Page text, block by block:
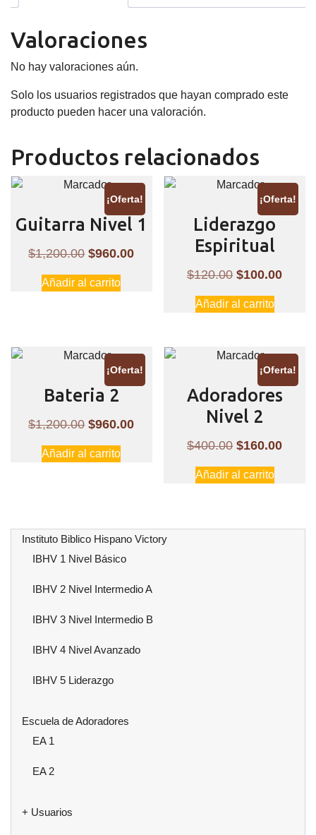
Valoraciones
No hay valoraciones aún.
Solo los usuarios registrados que hayan comprado este
producto pueden hacer una valoración.
Productos relacionados
¡Oferta!
Guitarra Nivel 1
$1,200.00 El
precio
original
$960.00El
Añadir al carrito
¡Oferta!
Liderazgo
Espiritual
$120.00 El
precio
original
$120.00.
$100.00El
Añadir al carrito
¡Oferta!
Bateria 2
$1,200.00 El
precio
original
$960.00El
Añadir al carrito
¡Oferta!
Adoradores
Nivel 2
$400.00 El
precio
original
$160.00El
Añadir al carrito
Instituto Biblico Hispano Victory
IBHV 1 Nivel Básico
IBHV 2 Nivel Intermedio A
IBHV 3 Nivel Intermedio B
IBHV 4 Nivel Avanzado
IBHV 5 Liderazgo
Escuela de Adoradores
EA 1
EA 2
+ Usuarios